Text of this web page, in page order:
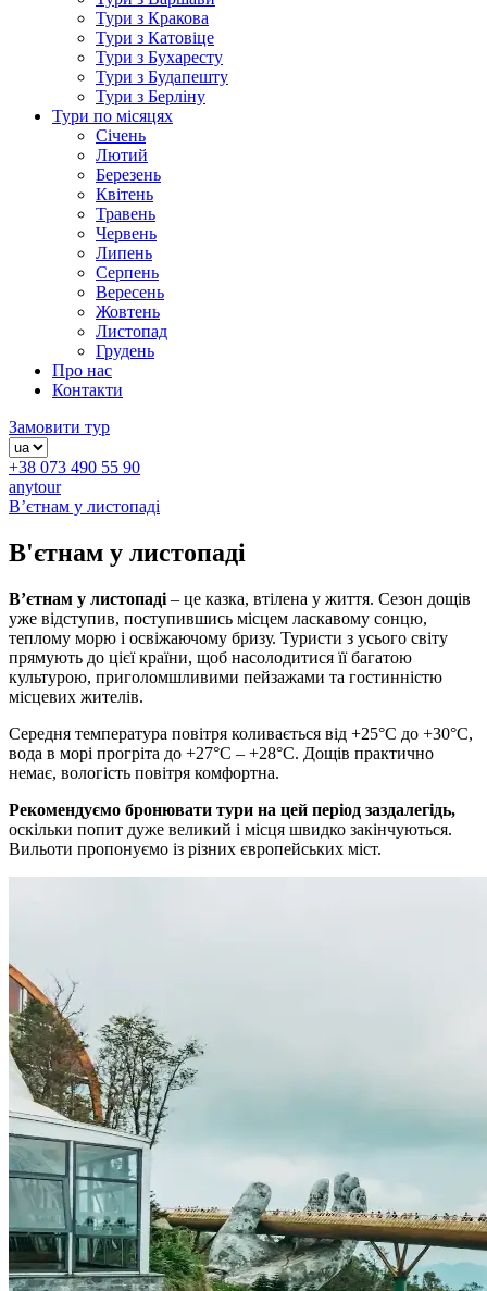
Тури з Кракова
Тури з Катовіце
Тури з Бухаресту
Тури з Будапешту
Тури з Берліну
Тури по місяцях
Січень
Лютий
Березень
Квітень
Травень
Червень
Липень
Серпень
Вересень
Жовтень
Листопад
Грудень
Про нас
Контакти
Замовити тур
+38 073 490 55 90
anytour
В’єтнам у листопаді
В'єтнам у листопаді
В’єтнам у листопаді – це казка, втілена у життя. Сезон дощів
уже відступив, поступившись місцем ласкавому сонцю,
теплому морю і освіжаючому бризу. Туристи з усього світу
прямують до цієї країни, щоб насолодитися її багатою
культурою, приголомшливими пейзажами та гостинністю
місцевих жителів.
Середня температура повітря коливається від +25°C до +30°C,
вода в морі прогріта до +27°C – +28°C. Дощів практично
немає, вологість повітря комфортна.
Рекомендуємо бронювати тури на цей період заздалегідь,
оскільки попит дуже великий і місця швидко закінчуються.
Вильоти пропонуємо із різних європейських міст.